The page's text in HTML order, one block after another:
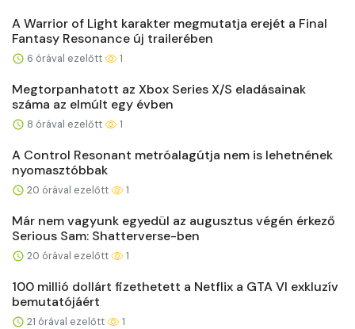
A Warrior of Light karakter megmutatja erejét a Final
Fantasy Resonance új trailerében
6 órával ezelőtt 1
Megtorpanhatott az Xbox Series X/S eladásainak
száma az elmúlt egy évben
8 órával ezelőtt 1
A Control Resonant metróalagútja nem is lehetnének
nyomasztóbbak
20 órával ezelőtt 1
Már nem vagyunk egyedül az augusztus végén érkező
Serious Sam: Shatterverse-ben
20 órával ezelőtt 1
100 millió dollárt fizethetett a Netflix a GTA VI exkluzív
bemutatójáért
21 órával ezelőtt 1